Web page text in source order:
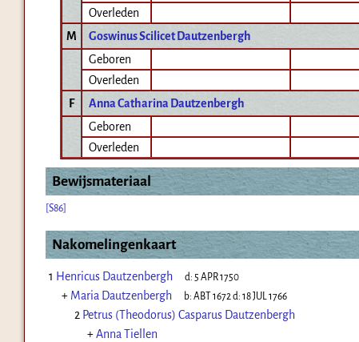
Overleden
M
Goswinus Scilicet Dautzenbergh
Geboren
Overleden
F
Anna Catharina Dautzenbergh
Geboren
Overleden
Bewijsmateriaal
[S86]
Nakomelingenkaart
1 Henricus Dautzenbergh d: 5 APR 1750
+ Maria Dautzenbergh b: ABT 1672d: 18 JUL 1766
2 Petrus (Theodorus) Casparus Dautzenbergh
+Anna Tiellen